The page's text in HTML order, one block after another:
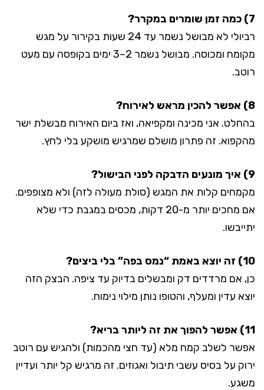
7) כמה זמן שומרים במקרר?
רביולי לא מבושל נשמר עד 24 שעות בקירור על מגש
מקומח ומכוסה. מבושל נשמר 2–3 ימים בקופסה עם מעט
רוטב.
8) אפשר להכין מראש לאירוח?
בהחלט. אני מכינה ומקפיאה, ואז ביום האירוח מבשלת ישר
מהקפוא. זה פתרון מושלם שמרגיש מושקע בלי לחץ.
9) איך מונעים הדבקה לפני הבישול?
מקמחים קלות את המגש (סולת מעולה לזה) ולא מצופפים.
אם מחכים יותר מ-20 דקות, מכסים במגבת כדי שלא
יתייבשו.
10) זה יוצא באמת “נמס בפה” בלי ביצים?
כן, אם מרדדים דק ומבשלים בדיוק עד ציפה. הבצק הזה
יוצא עדין ומעלף, והטופו נותן מילוי נימוח.
11) אפשר להפוך את זה ליותר בריא?
אפשר לשלב קמח מלא (עד חצי מהכמות) ולהגיש עם רוטב
ירוק על בסיס עשבי תיבול ואגוזים. זה מרגיש קל יותר ועדיין
משגע.